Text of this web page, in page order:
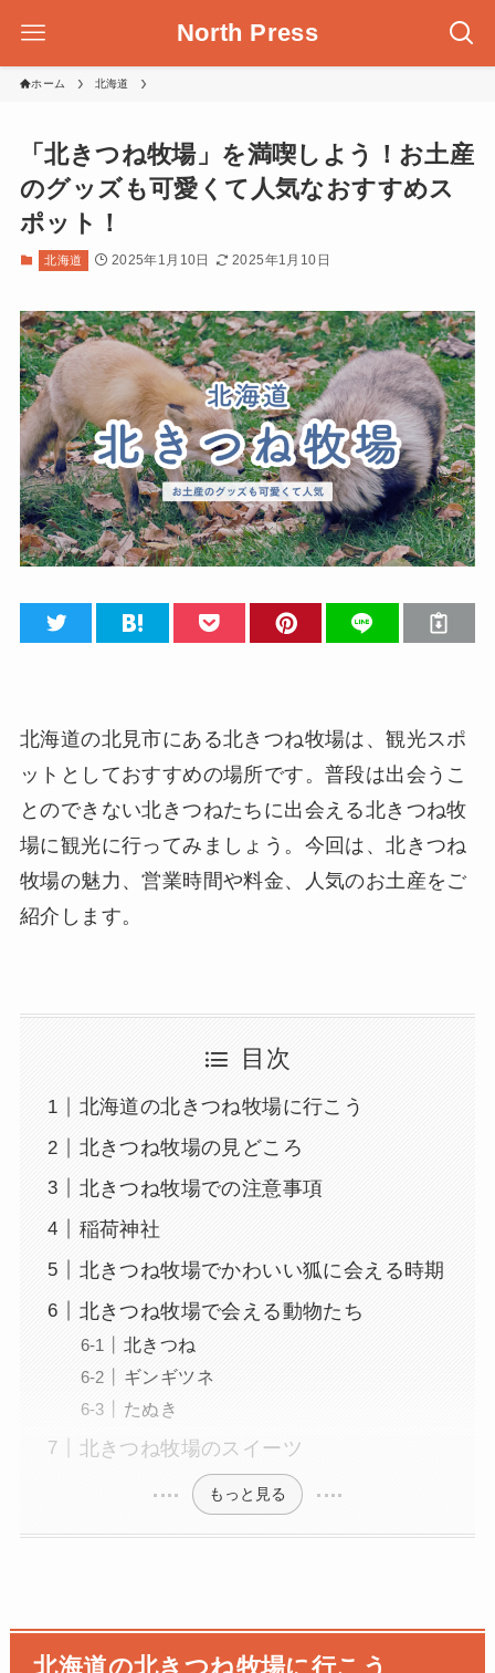
North Press
ホーム 北海道
「北きつね牧場」を満喫しよう！お土産
のグッズも可愛くて人気なおすすめス
ポット！
北海道 2025年1月10日 2025年1月10日
北海道の北見市にある北きつね牧場は、観光スポ
ットとしておすすめの場所です。普段は出会うこ
とのできない北きつねたちに出会える北きつね牧
場に観光に行ってみましょう。今回は、北きつね
牧場の魅力、営業時間や料金、人気のお土産をご
紹介します。
目次
北海道の北きつね牧場に行こう
北きつね牧場の見どころ
北きつね牧場での注意事項
稲荷神社
北きつね牧場でかわいい狐に会える時期
北きつね牧場で会える動物たち
北きつね
ギンギツネ
たぬき
北きつね牧場のスイーツ
もっと見る